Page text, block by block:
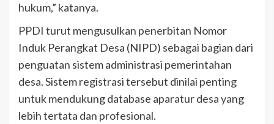
hukum,” katanya.
PPDI turut mengusulkan penerbitan Nomor
Induk Perangkat Desa (NIPD) sebagai bagian dari
penguatan sistem administrasi pemerintahan
desa. Sistem registrasi tersebut dinilai penting
untuk mendukung database aparatur desa yang
lebih tertata dan profesional.